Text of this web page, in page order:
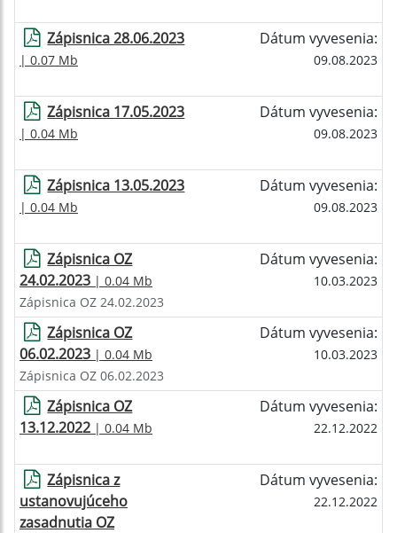
Zápisnica 28.06.2023
| 0.07 Mb
Dátum vyvesenia:
09.08.2023
Zápisnica 17.05.2023
| 0.04 Mb
Dátum vyvesenia:
09.08.2023
Zápisnica 13.05.2023
| 0.04 Mb
Dátum vyvesenia:
09.08.2023
Zápisnica OZ
24.02.2023 | 0.04 Mb
Dátum vyvesenia:
10.03.2023
Zápisnica OZ 24.02.2023
Zápisnica OZ
06.02.2023 | 0.04 Mb
Dátum vyvesenia:
10.03.2023
Zápisnica OZ 06.02.2023
Zápisnica OZ
13.12.2022 | 0.04 Mb
Dátum vyvesenia:
22.12.2022
Zápisnica z
ustanovujúceho
zasadnutia OZ
Dátum vyvesenia:
22.12.2022